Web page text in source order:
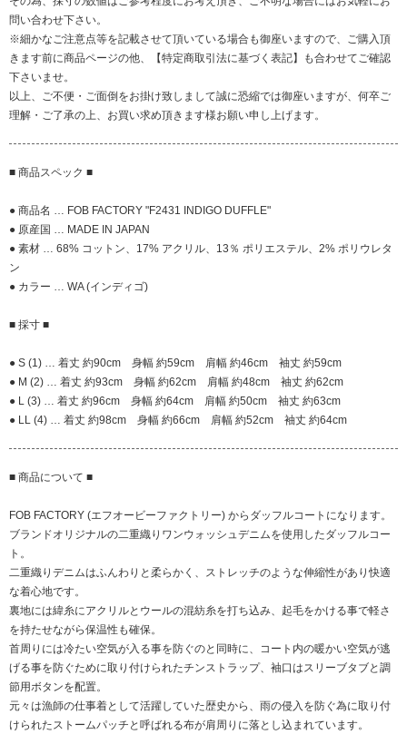
問い合わせ下さい。
※細かなご注意点等を記載させて頂いている場合も御座いますので、ご購入頂
きます前に商品ページの他、【特定商取引法に基づく表記】も合わせてご確認
下さいませ。
以上、ご不便・ご面倒をお掛け致しまして誠に恐縮では御座いますが、何卒ご
理解・ご了承の上、お買い求め頂きます様お願い申し上げます。
■ 商品スペック ■
● 商品名 … FOB FACTORY "F2431 INDIGO DUFFLE"
● 原産国 … MADE IN JAPAN
● 素材 … 68% コットン、17% アクリル、13％ ポリエステル、2% ポリウレタ
ン
● カラー … WA (インディゴ)
■ 採寸 ■
● S (1) … 着丈 約90cm 身幅 約59cm 肩幅 約46cm 袖丈 約59cm
● M (2) … 着丈 約93cm 身幅 約62cm 肩幅 約48cm 袖丈 約62cm
● L (3) … 着丈 約96cm 身幅 約64cm 肩幅 約50cm 袖丈 約63cm
● LL (4) … 着丈 約98cm 身幅 約66cm 肩幅 約52cm 袖丈 約64cm
■ 商品について ■
FOB FACTORY (エフオービーファクトリー) からダッフルコートになります。
ブランドオリジナルの二重織りワンウォッシュデニムを使用したダッフルコー
ト。
二重織りデニムはふんわりと柔らかく、ストレッチのような伸縮性があり快適
な着心地です。
裏地には緯糸にアクリルとウールの混紡糸を打ち込み、起毛をかける事で軽さ
を持たせながら保温性も確保。
首周りには冷たい空気が入る事を防ぐのと同時に、コート内の暖かい空気が逃
げる事を防ぐために取り付けられたチンストラップ、袖口はスリーブタブと調
節用ボタンを配置。
元々は漁師の仕事着として活躍していた歴史から、雨の侵入を防ぐ為に取り付
けられたストームパッチと呼ばれる布が肩周りに落とし込まれています。